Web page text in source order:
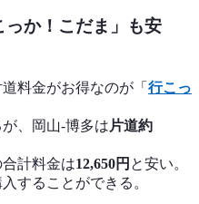
っか！こだま」も安
料金がお得なのが「 行こっ
、岡山-博多は 片道約
計料金は12,650円 と安い。
することができる。